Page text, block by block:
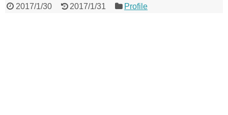
2017/1/30 2017/1/31 Profile